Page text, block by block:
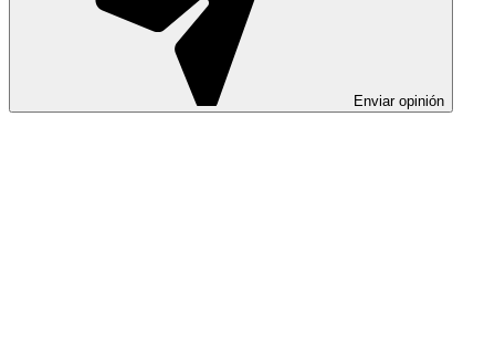
Enviar opinión